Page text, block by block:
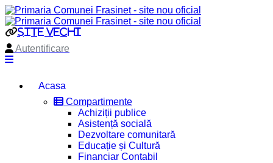
site vechi
Autentificare
Acasa
Compartimente
Achiziții publice
Asistență socială
Dezvoltare comunitară
Educație și Cultură
Financiar Contabil